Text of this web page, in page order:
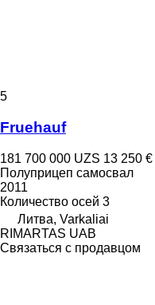
5
Fruehauf
181 700 000 UZS 13 250 €
Полуприцеп самосвал
2011
Количество осей 3
Литва, Varkaliai
RIMARTAS UAB
Связаться с продавцом